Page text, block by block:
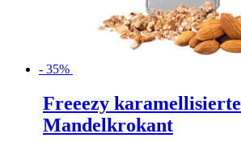
- 35%
Freeezy karamellisierte
Mandelkrokant